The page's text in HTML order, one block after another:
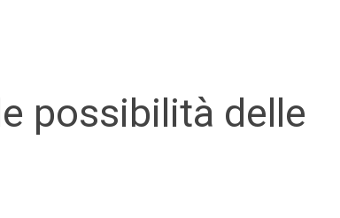
possibilità delle